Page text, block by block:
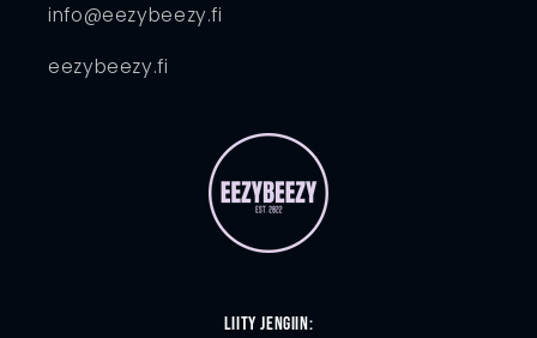
info@eezybeezy.fi
eezybeezy.fi
Liity jengiin: